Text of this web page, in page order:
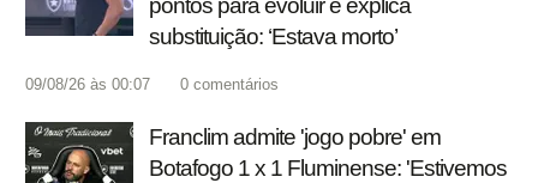
pontos para evoluir e explica
substituição: ‘Estava morto’
09/08/26 às 00:07 0 comentários
Franclim admite 'jogo pobre' em
Botafogo 1 x 1 Fluminense: 'Estivemos